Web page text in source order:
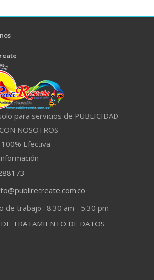
para servicios de PUBLICIDAD
NOSOTROS
Efectiva
de trabajo : 8:30 am - 5:30 pm
TRATAMIENTO DE DATOS